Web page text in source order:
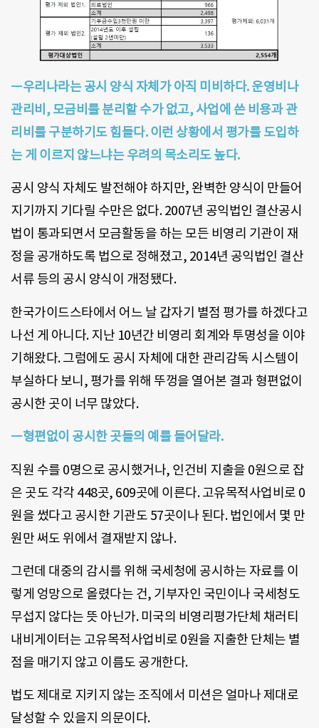
ㅡ우리나라는 공시 양식 자체가 아직 미비하다. 운영비나
관리비, 모금비를 분리할 수가 없고, 사업에 쓴 비용과 관
리비를 구분하기도 힘들다. 이런 상황에서 평가를 도입하
는 게 이르지 않느냐는 우려의 목소리도 높다.
공시 양식 자체도 발전해야 하지만, 완벽한 양식이 만들어
지기까지 기다릴 수만은 없다. 2007년 공익법인 결산공시
법이 통과되면서 모금활동을 하는 모든 비영리 기관이 재
정을 공개하도록 법으로 정해졌고, 2014년 공익법인 결산
서류 등의 공시 양식이 개정됐다.
한국가이드스타에서 어느 날 갑자기 별점 평가를 하겠다고
나선 게 아니다. 지난 10년간 비영리 회계와 투명성을 이야
기해왔다. 그럼에도 공시 자체에 대한 관리감독 시스템이
부실하다 보니, 평가를 위해 뚜껑을 열어본 결과 형편없이
공시한 곳이 너무 많았다.
ㅡ형편없이 공시한 곳들의 예를 들어달라.
직원 수를 0명으로 공시했거나, 인건비 지출을 0원으로 잡
은 곳도 각각 448곳, 609곳에 이른다. 고유목적사업비로 0
원을 썼다고 공시한 기관도 57곳이나 된다. 법인에서 몇 만
원만 써도 위에서 결재받지 않나.
그런데 대중의 감시를 위해 국세청에 공시하는 자료를 이
렇게 엉망으로 올렸다는 건, 기부자인 국민이나 국세청도
무섭지 않다는 뜻 아닌가. 미국의 비영리평가단체 채러티
내비게이터는 고유목적사업비로 0원을 지출한 단체는 별
점을 매기지 않고 이름도 공개한다.
법도 제대로 지키지 않는 조직에서 미션은 얼마나 제대로
달성할 수 있을지 의문이다.